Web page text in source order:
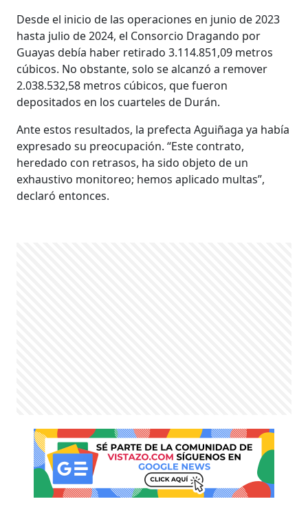
Desde el inicio de las operaciones en junio de 2023
hasta julio de 2024, el Consorcio Dragando por
Guayas debía haber retirado 3.114.851,09 metros
cúbicos. No obstante, solo se alcanzó a remover
2.038.532,58 metros cúbicos, que fueron
depositados en los cuarteles de Durán.
Ante estos resultados, la prefecta Aguiñaga ya había
expresado su preocupación. “Este contrato,
heredado con retrasos, ha sido objeto de un
exhaustivo monitoreo; hemos aplicado multas”,
declaró entonces.